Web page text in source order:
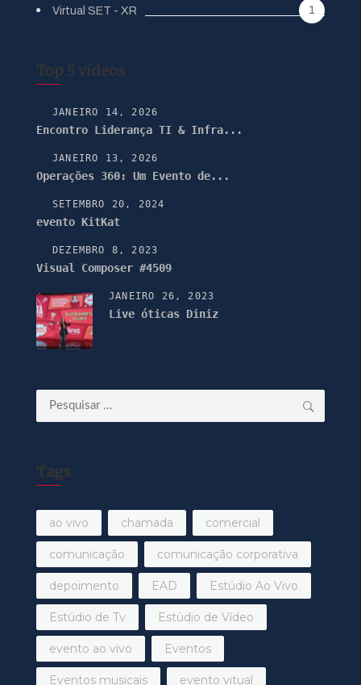
Virtual SET - XR 1
Top 5 vídeos
JANEIRO 14, 2026
Encontro Liderança TI & Infra...
JANEIRO 13, 2026
Operações 360: Um Evento de...
SETEMBRO 20, 2024
evento KitKat
DEZEMBRO 8, 2023
Visual Composer #4509
JANEIRO 26, 2023
Live óticas Diniz
Pesquisar
por:
Tags
ao vivo chamada comercial
comunicação comunicação corporativa
depoimento EAD Estúdio Ao Vivo
Estúdio de Tv Estúdio de Vídeo
evento ao vivo Eventos
Eventos musicais evento vitual